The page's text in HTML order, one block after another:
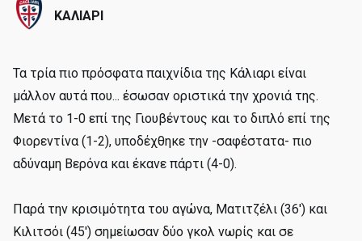
ΚΑΛΙΑΡΙ
Τα τρία πιο πρόσφατα παιχνίδια της Κάλιαρι είναι
μάλλον αυτά που... έσωσαν οριστικά την χρονιά της.
Μετά το 1-0 επί της Γιουβέντους και το διπλό επί της
Φιορεντίνα (1-2), υποδέχθηκε την -σαφέστατα- πιο
αδύναμη Βερόνα και έκανε πάρτι (4-0).
Παρά την κρισιμότητα του αγώνα, Ματιτζέλι (36') και
Κιλιτσόι (45') σημείωσαν δύο γκολ νωρίς και σε